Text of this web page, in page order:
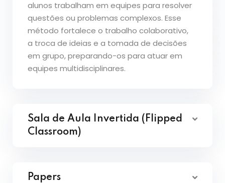
alunos trabalham em equipes para resolver
questões ou problemas complexos. Esse
método fortalece o trabalho colaborativo,
a troca de ideias e a tomada de decisões
em grupo, preparando-os para atuar em
equipes multidisciplinares.
Sala de Aula Invertida (Flipped
Classroom)
Papers